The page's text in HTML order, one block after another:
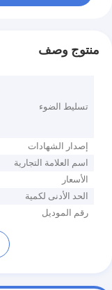
منتوج وصف
تسليط الضوء
إصدار الشهادات
اسم العلامة التجارية
الأسعار
الحد الأدنى لكمية
رقم الموديل